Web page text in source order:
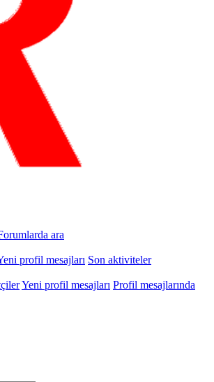
ara
profil mesajları Son aktiviteler
Yeni profil mesajları Profil mesajlarında